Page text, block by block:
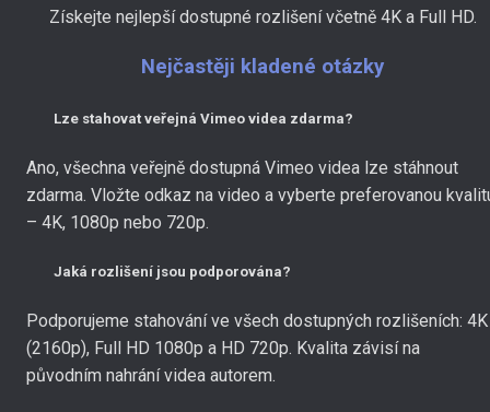
Získejte nejlepší dostupné rozlišení včetně 4K a Full HD.
Nejčastěji kladené otázky
Lze stahovat veřejná Vimeo videa zdarma?
Ano, všechna veřejně dostupná Vimeo videa lze stáhnout
zdarma. Vložte odkaz na video a vyberte preferovanou
– 4K, 1080p nebo 720p.
Jaká rozlišení jsou podporována?
Podporujeme stahování ve všech dostupných rozlišeních: 4K
(2160p), Full HD 1080p a HD 720p. Kvalita závisí na
původním nahrání videa autorem.